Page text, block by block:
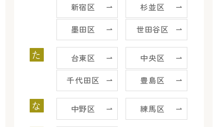
新宿区
杉並区
墨田区
世田谷区
た 台東区
中央区
千代田区
豊島区
な 中野区 練馬区